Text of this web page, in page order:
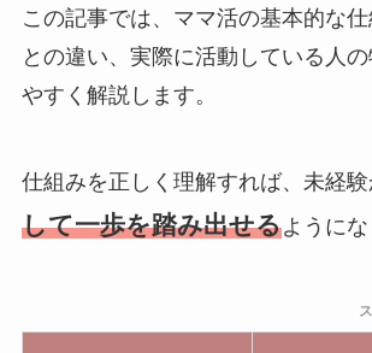
この記事では、ママ活の基本的な
との違い、実際に活動している人
やすく解説します。
仕組みを正しく理解すれば、未経験
して一歩を踏み出せるようにな